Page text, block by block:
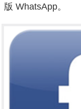
版 WhatsApp。